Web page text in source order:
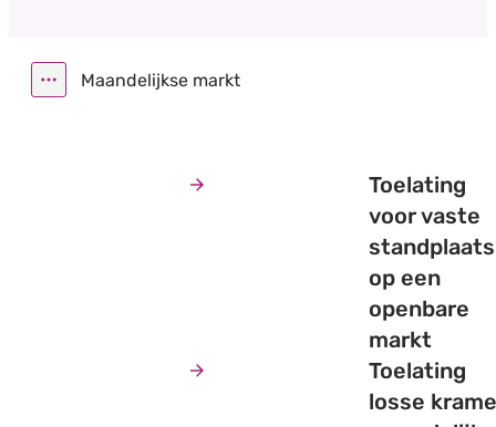
Toon alle broodkruimel items
Maandelijkse markt
Toelating
voor vaste
standplaats
op een
openbare
markt
Toelating
losse